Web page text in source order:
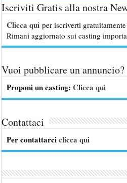
Iscriviti Gratis alla nostra
Clicca qui per iscriverti
Rimani aggiornato sui casting
Vuoi pubblicare un annuncio?
Proponi un casting:Clicca qui
Contattaci
Per contattarciclicca qui